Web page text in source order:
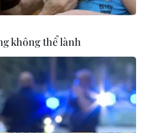
không thể lành